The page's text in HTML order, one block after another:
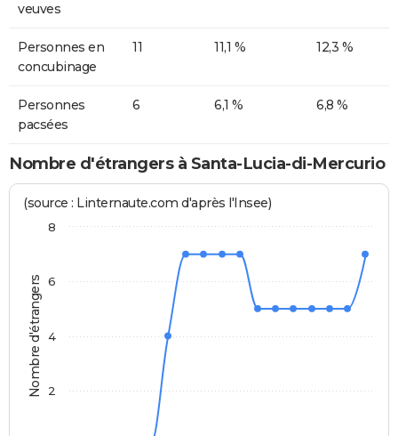
veuves
Personnes en
concubinage
11 11,1 % 12,3 %
Personnes
pacsées
6 6,1 % 6,8 %
Nombre d'étrangers à Santa-Lucia-di-Mercurio
Nombre d'étrangers
(source : Linternaute.com d'après l'Insee)
2
4
6
8